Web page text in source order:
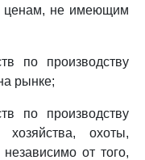
ценам, не имеющим
по производству
рынке;
по производству
хозяйства, охоты,
от того,